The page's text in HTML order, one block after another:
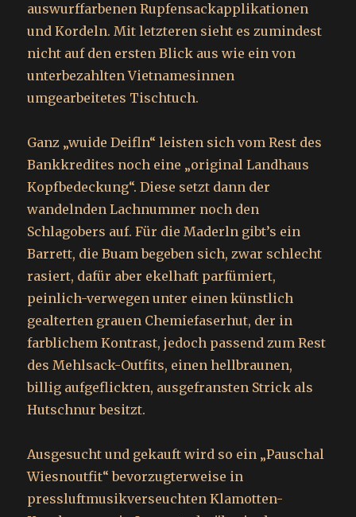
auswurffarbenen Rupfensackapplikationen
und Kordeln. Mit letzteren sieht es zumindest
nicht auf den ersten Blick aus wie ein von
unterbezahlten Vietnamesinnen
umgearbeitetes Tischtuch.
Ganz „wuide Deifln“ leisten sich vom Rest des
Bankkredites noch eine „original Landhaus
Kopfbedeckung“. Diese setzt dann der
wandelnden Lachnummer noch den
Schlagobers auf. Für die Maderln gibt’s ein
Barrett, die Buam begeben sich, zwar schlecht
rasiert, dafür aber ekelhaft parfümiert,
peinlich-verwegen unter einen künstlich
gealterten grauen Chemiefaserhut, der in
farblichem Kontrast, jedoch passend zum Rest
des Mehlsack-Outfits, einen hellbraunen,
billig aufgeflickten, ausgefransten Strick als
Hutschnur besitzt.
Ausgesucht und gekauft wird so ein „Pauschal
Wiesnoutfit“ bevorzugterweise in
pressluftmusikverseuchten Klamotten-